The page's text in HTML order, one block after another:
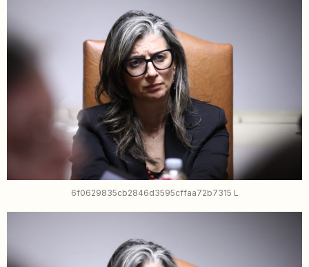
6f0629835cb2846d3595cffaa72b7315 L